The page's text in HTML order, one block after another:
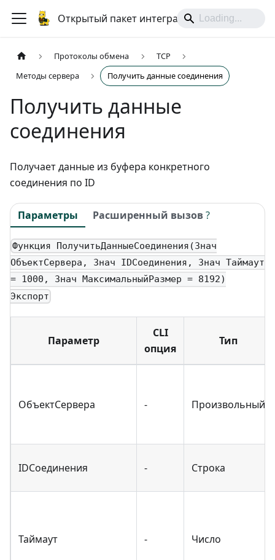
Открытый пакет интеграций
Протоколы обмена
TCP
Методы сервера
Получить данные соединения
Получить данные
соединения
Получает данные из буфера конкретного
соединения по ID
Параметры Расширенный вызов?
Функция ПолучитьДанныеСоединения(Знач
ОбъектСервера, Знач IDСоединения, Знач Таймаут
= 1000, Знач МаксимальныйРазмер = 8192)
Экспорт
Параметр
CLI
опция
Тип
ОбъектСервера - Произвольный
IDСоединения - Строка
Таймаут - Число